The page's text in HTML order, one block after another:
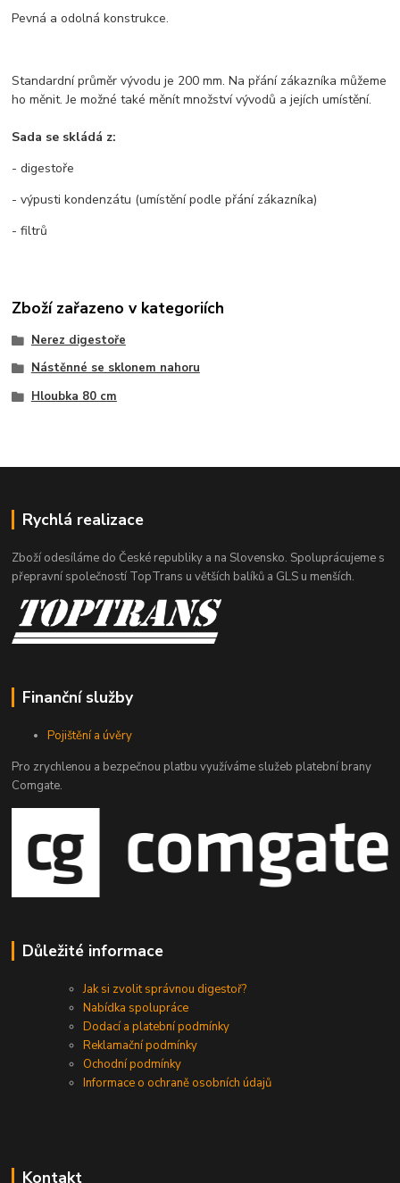
Pevná a odolná konstrukce.
Standardní průměr vývodu je 200 mm. Na přání zákazníka můžeme
ho měnit. Je možné také měnít množství vývodů a jejích umístění.
Sada se skládá z:
- digestoře
- výpusti kondenzátu (umístění podle přání zákazníka)
- filtrů
Zboží zařazeno v kategoriích
Nerez digestoře
Nástěnné se sklonem nahoru
Hloubka 80 cm
Rychlá realizace
Zboží odesíláme do České republiky a na Slovensko. Spoluprácujeme s
přepravní společností TopTrans u větších balíků a GLS u menších.
Finanční služby
Pojištění a úvěry
Pro zrychlenou a bezpečnou platbu využíváme služeb platební brany
Comgate.
Důležité informace
Jak si zvolit správnou digestoř?
Nabídka spolupráce
Dodací a platební podmínky
Reklamační podmínky
Ochodní podmínky
Informace o ochraně osobních údajů
Kontakt